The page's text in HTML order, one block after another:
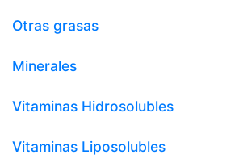
Otras grasas
Minerales
Vitaminas Hidrosolubles
Vitaminas Liposolubles